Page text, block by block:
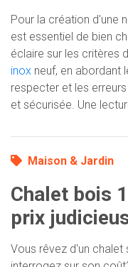
Pour la création d'une
est essentiel de bien
éclaire sur les critères
inox neuf, en abordant
respecter et les
et sécurisée. Une
Maison & Jardin
Chalet bois
prix
Vous rêvez d'un chalet